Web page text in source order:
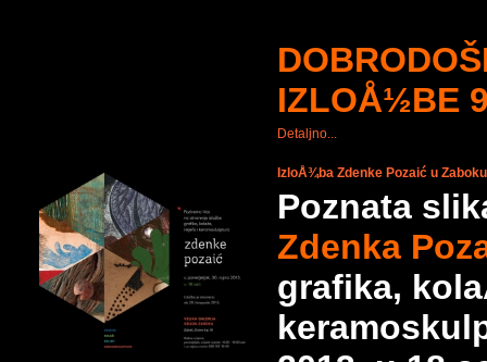
IZLOÅ½BE
Detaljno...
IzloÅ¾ba Zdenke Pozaić u Zaboku
Poznata
Zdenka
grafika,